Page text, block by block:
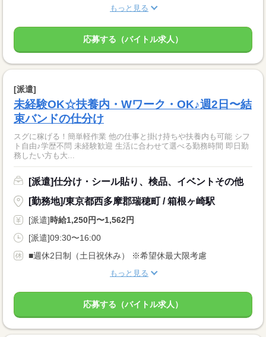
もっと見る
応募する（バイトル求人）
[派遣]
未経験OK☆扶養内・Wワーク・OK♪週2日〜結
束バンドの仕分け
スグに稼げる！簡単軽作業 他の仕事と掛け持ちや扶養内も可能 シフ
ト自由♪学歴不問 未経験歓迎 生活に合わせて選べる勤務時間 即日勤
務したい方も大...
[派遣]仕分け・シール貼り、検品、イベントその他
[勤務地]/東京都西多摩郡瑞穂町 / 箱根ヶ崎駅
[派遣]時給1,250円〜1,562円
[派遣]09:30〜16:00
■週休2日制（土日祝休み） ※希望休最大限考慮
もっと見る
応募する（バイトル求人）